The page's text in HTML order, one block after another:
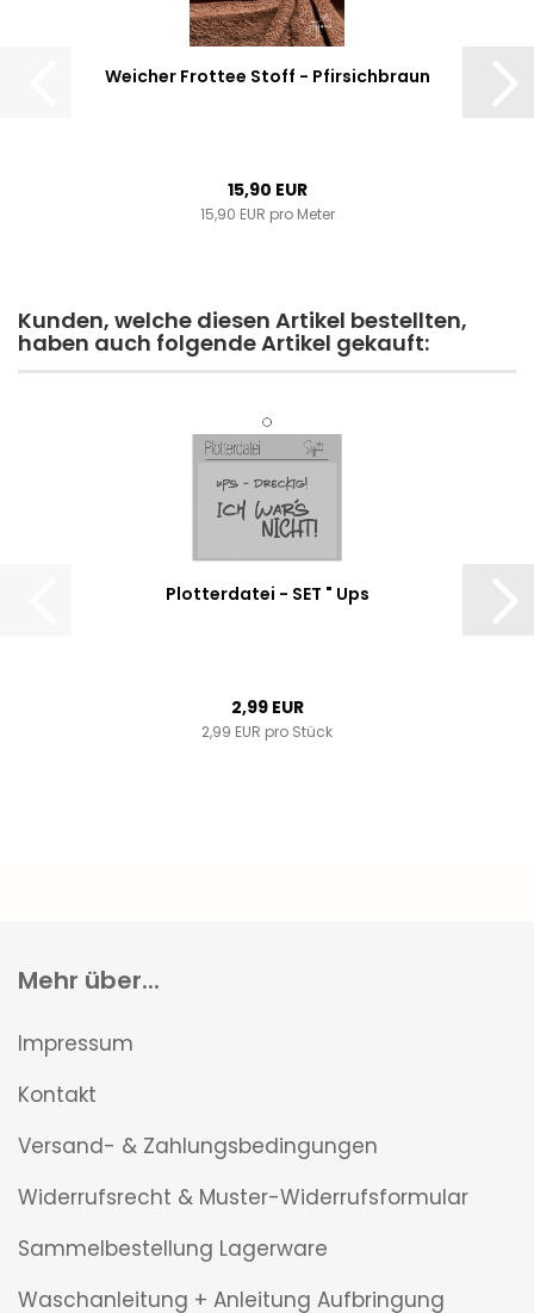
Weicher Frottee Stoff - Pfirsichbraun
15,90 EUR
15,90 EUR pro Meter
Kunden, welche diesen Artikel bestellten,
haben auch folgende Artikel gekauft:
Plotterdatei - SET " Ups
2,99 EUR
2,99 EUR pro Stück
Mehr über...
Impressum
Kontakt
Versand- & Zahlungsbedingungen
Widerrufsrecht & Muster-Widerrufsformular
Sammelbestellung Lagerware
Waschanleitung + Anleitung Aufbringung